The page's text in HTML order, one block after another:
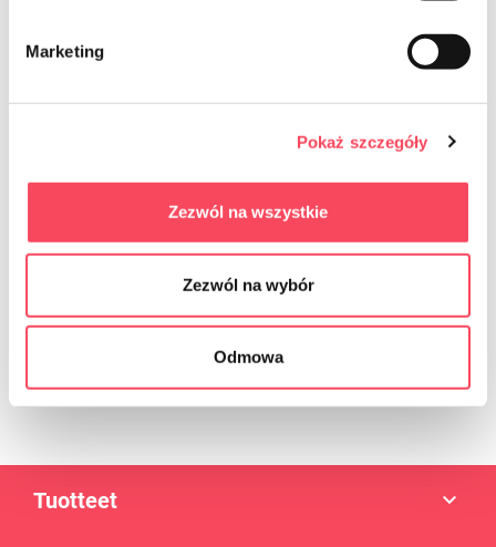
Marketing
Pokaż szczegóły
Zezwól na wszystkie
Zezwól na wybór
Odmowa
deserunt aliquip nisi ex deserunt.
Tuotteet 